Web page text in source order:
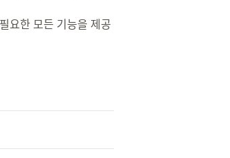
요한 모든 기능을 제공